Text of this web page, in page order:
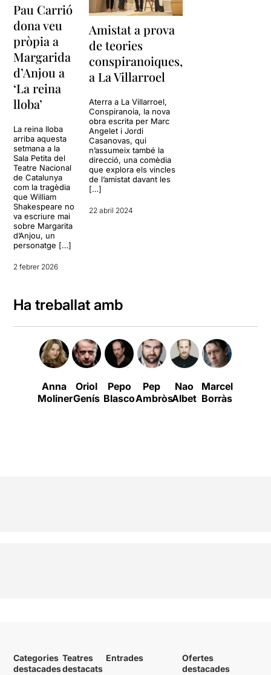
Pau Carrió
dona veu
pròpia a
Margarida
d’Anjou a
‘La reina
lloba’
La reina lloba
arriba aquesta
setmana a la
Sala Petita del
Teatre Nacional
de Catalunya
com la tragèdia
que William
Shakespeare no
va escriure mai
sobre Margarita
d’Anjou, un
personatge […]
2 febrer 2026
Amistat a prova
de teories
conspiranoiques,
a La Villarroel
Aterra a La Villarroel,
Conspiranoia, la nova
obra escrita per Marc
Angelet i Jordi
Casanovas, qui
n’assumeix també la
direcció, una comèdia
que explora els vincles
de l’amistat davant les
[…]
22 abril 2024
Ha treballat amb
Anna
Moliner
Oriol
Genís
Pepo
Blasco
Pep
Ambròs
Nao
Albet
Marcel
Borràs
Categories
destacades
Teatres
destacats
Entrades
Ofertes
destacades